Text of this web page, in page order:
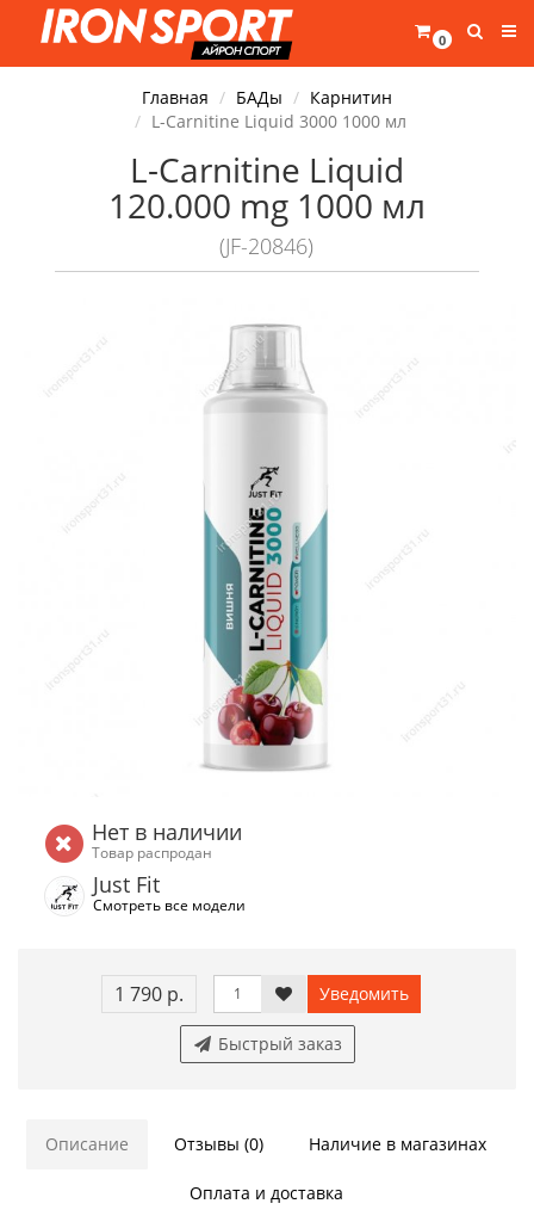
0
Главная БАДы
Карнитин
L-Carnitine Liquid 3000 1000 мл
L-Carnitine Liquid
120.000 mg 1000 мл
(JF-20846)
Нет в наличии
Товар распродан
Just Fit
Смотреть все модели
1 790 р. Уведомить
Быстрый заказ
Описание Отзывы (0) Наличие в магазинах
Оплата и доставка